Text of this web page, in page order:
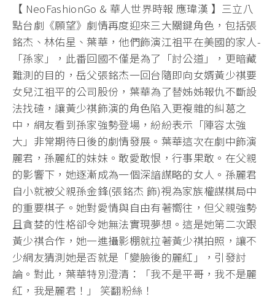
【 NeoFashionGo & 華人世界時報 應瑋漢 】三立八
點台劇《願望》劇情再度迎來三大關鍵角色，包括張
銘杰、林佑星、葉華，他們飾演江祖平在美國的家人-
「孫家」，此番回國不僅是為了「討公道」，更暗藏
難測的目的，岳父張銘杰一回台隨即向女婿黃少祺要
女兒江祖平的公司股份，葉華為了替姊姊報仇不斷設
法找碴，讓黃少祺飾演的角色陷入更複雜的糾葛之
中，網友看到孫家強勢登場，紛紛表示「陣容太強
大」非常期待日後的劇情發展。葉華這次在劇中飾演
麗君，孫麗紅的妹妹。敢愛敢恨，行事果敢。在父親
的影響下，她逐漸成為一個深諳謀略的女人。孫麗君
自小就被父親孫金鋒(張銘杰 飾)視為家族權謀棋局中
的重要棋子。她對愛情與自由有著嚮往，但父親強勢
且貪婪的性格卻令她無法實現夢想。這是她第二次跟
黃少祺合作，她一進攝影棚就拉著黃少祺拍照，讓不
少網友猜測她是否就是「變臉後的麗紅」，引發討
論。對此，葉華特別澄清：「我不是平哥，我不是麗
紅，我是麗君！」 笑翻粉絲！